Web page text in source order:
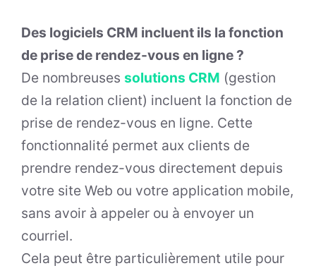
Des logiciels CRM incluent ils la fonction
de prise de rendez-vous en ligne ?
De nombreuses solutions CRM (gestion
de la relation client) incluent la fonction de
prise de rendez-vous en ligne. Cette
fonctionnalité permet aux clients de
prendre rendez-vous directement depuis
votre site Web ou votre application mobile,
sans avoir à appeler ou à envoyer un
courriel.
Cela peut être particulièrement utile pour